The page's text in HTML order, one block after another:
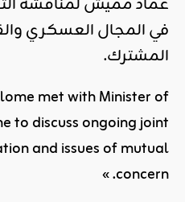
في المجال العسكري
المشترك.
met with Minister of
to discuss ongoing joint
and issues of mutual
concern. »